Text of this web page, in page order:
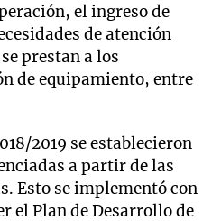
el ingreso de
de atención
prestan a los
de equipamiento, entre
2019 se establecieron
a partir de las
Esto se implementó con
el Plan de Desarrollo de